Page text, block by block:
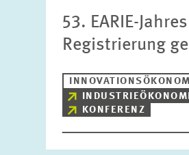
53. EARIE-
Registrierung
KONFERENZ